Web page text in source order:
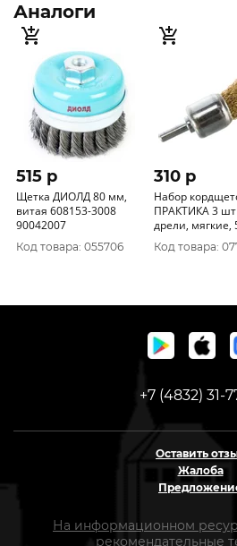
Аналоги
515 p
Щетка ДИОЛД 80 мм,
витая 608153-3008
90042007
Код товара: 055706
310 p
Набор
ПРАКТИКА 3 шт
дрели, мягкие, 50мм
чаш, 50мм радиал,
25мм кисть, блистер
Код товара:
+7 (4832) 31-
Оставить
Жалоба
На информационном
рекомендательные